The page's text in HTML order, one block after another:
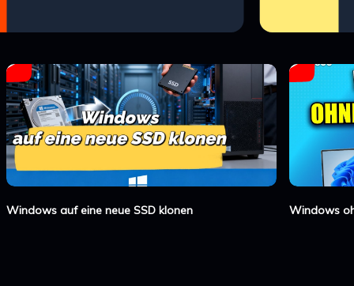
Windows auf eine neue SSD klonen Windows